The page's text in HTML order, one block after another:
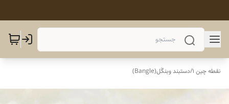
نقطه چین 1 /دستبند وبنگَل(Bangle)